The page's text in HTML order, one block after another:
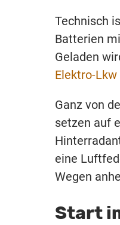
Technisch
Batterien
Geladen
Elektro-Lkw
Ganz von
setzen auf
eine
Wegen
Start